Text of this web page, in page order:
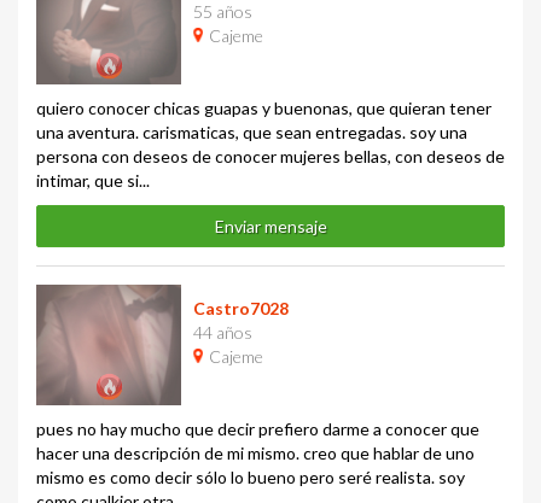
55 años
Cajeme
quiero conocer chicas guapas y buenonas, que quieran tener
una aventura. carismaticas, que sean entregadas. soy una
persona con deseos de conocer mujeres bellas, con deseos de
intimar, que si...
Enviar mensaje
Castro7028
44 años
Cajeme
pues no hay mucho que decir prefiero darme a conocer que
hacer una descripción de mi mismo. creo que hablar de uno
mismo es como decir sólo lo bueno pero seré realista. soy